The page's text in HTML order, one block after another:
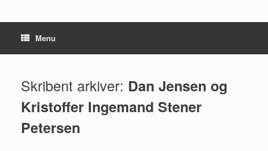
Menu
Skribent arkiver: Dan Jensen og
Kristoffer Ingemand Stener
Petersen